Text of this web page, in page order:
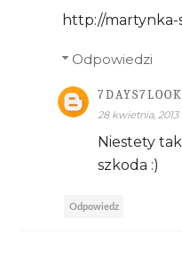
http://
Odpowiedzi
28 kwietnia, 2013
Niestety
szkoda :)
Odpowiedz